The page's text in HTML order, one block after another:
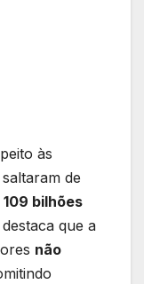
às
de
109 bilhões
que a
não